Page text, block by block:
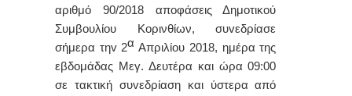
αριθμό 90/2018 αποφάσεις Δημοτικού
Συμβουλίου Κορινθίων, συvεδρίασε
σήμερα τηv 2α Απριλίου 2018, ημέρα της
εβδoμάδας Μεγ. Δευτέρα και ώρα 09:00
σε τακτική συvεδρίαση και ύστερα από